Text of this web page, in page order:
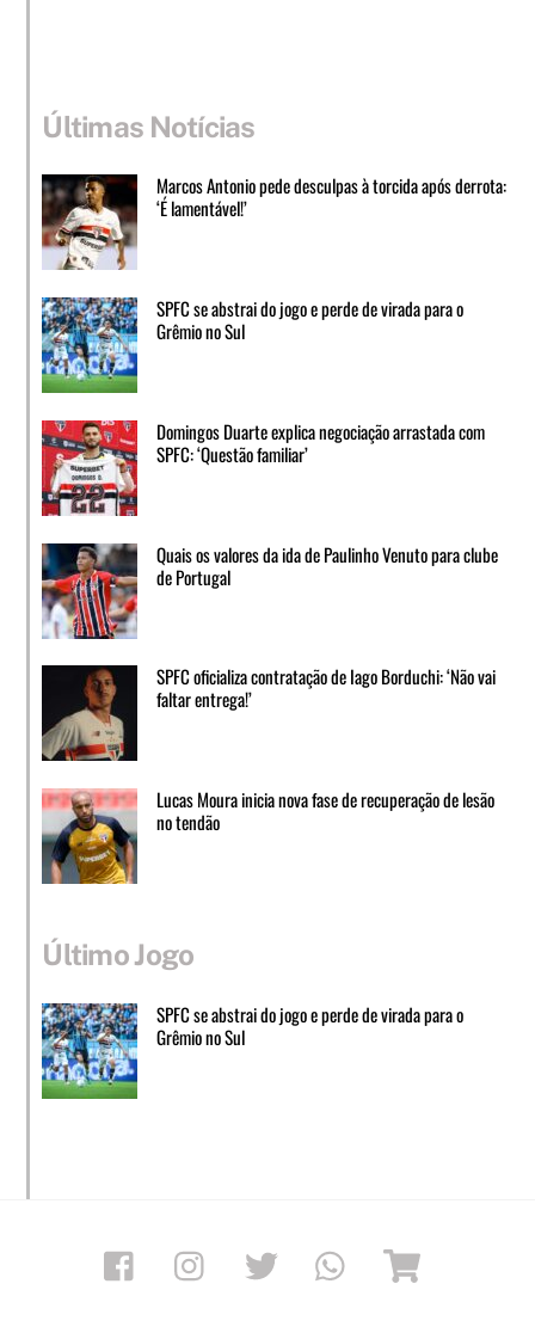
Últimas Notícias
Marcos Antonio pede desculpas à torcida após derrota:
‘É lamentável!’
SPFC se abstrai do jogo e perde de virada para o
Grêmio no Sul
Domingos Duarte explica negociação arrastada com
SPFC: ‘Questão familiar’
Quais os valores da ida de Paulinho Venuto para clube
de Portugal
SPFC oficializa contratação de Iago Borduchi: ‘Não vai
faltar entrega!’
Lucas Moura inicia nova fase de recuperação de lesão
no tendão
Último Jogo
SPFC se abstrai do jogo e perde de virada para o
Grêmio no Sul
Facebook Instagram Twitter Whatsapp